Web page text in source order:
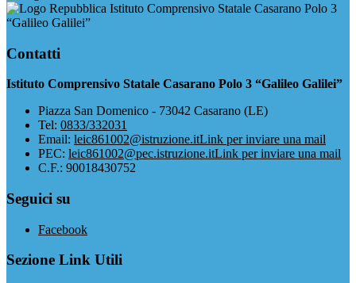
Istituto Comprensivo Statale Casarano Polo 3
“Galileo Galilei”
Contatti
Istituto Comprensivo Statale Casarano Polo 3 “Galileo Galilei”
Piazza San Domenico - 73042 Casarano (LE)
Tel: 0833/332031
Email: leic861002@istruzione.itLink per inviare una mail
PEC: leic861002@pec.istruzione.itLink per inviare una mail
C.F.: 90018430752
Seguici su
Facebook
Sezione Link Utili